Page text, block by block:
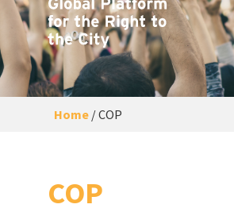
Home/COP
COP